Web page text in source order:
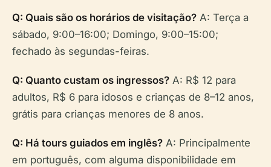
Q: Quais são os horários de visitação? A: Terça a
sábado, 9:00–16:00; Domingo, 9:00–15:00;
fechado às segundas-feiras.
Q: Quanto custam os ingressos? A: R$ 12 para
adultos, R$ 6 para idosos e crianças de 8–12 anos,
grátis para crianças menores de 8 anos.
Q: Há tours guiados em inglês? A: Principalmente
em português, com alguma disponibilidade em